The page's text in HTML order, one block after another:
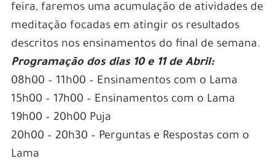
feira, faremos uma acumulação de atividades de
meditação focadas em atingir os resultados
descritos nos ensinamentos do final de semana.
Programação dos dias 10 e 11 de Abril:
08h00 – 11h00 – Ensinamentos com o Lama
15h00 – 17h00 – Ensinamentos com o Lama
19h00 – 20h00 Puja
20h00 – 20h30 – Perguntas e Respostas com o
Lama